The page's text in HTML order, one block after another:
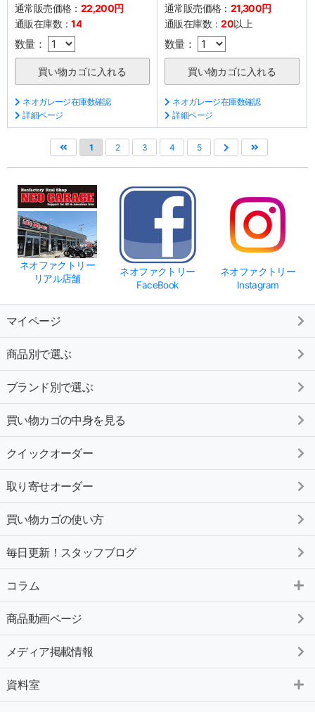
通常販売価格： 22,200円
通販在庫数：14
数量：
ネオガレージ在庫数確認
詳細ページ
通常販売価格： 21,300円
通販在庫数：20以上
数量：
ネオガレージ在庫数確認
詳細ページ
1 2 3 4 5
ネオファクトリー
リアル店舗
ネオファクトリー
FaceBook
ネオファクトリー
Instagram
マイページ
商品別で選ぶ
ブランド別で選ぶ
買い物カゴの中身を見る
クイックオーダー
取り寄せオーダー
買い物カゴの使い方
毎日更新！スタッフブログ
コラム
商品動画ページ
メディア掲載情報
資料室